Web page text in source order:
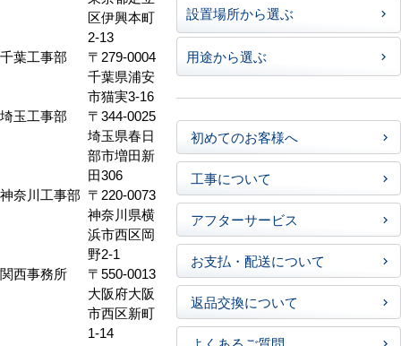
区伊興本町
2-13
千葉工事部
〒279-0004
千葉県浦安
市猫実3-16
埼玉工事部
〒344-0025
埼玉県春日
部市増田新
田306
神奈川工事部 〒220-0073
神奈川県横
浜市西区岡
野2-1
関西事務所
〒550-0013
大阪府大阪
市西区新町
1-14
設置場所から選ぶ
用途から選ぶ
初めてのお客様へ
工事について
アフターサービス
お支払・配送について
返品交換について